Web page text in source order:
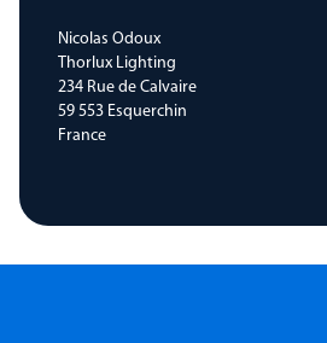
Nicolas Odoux
Thorlux Lighting
234 Rue de Calvaire
59 553 Esquerchin
France